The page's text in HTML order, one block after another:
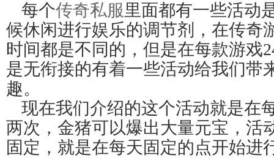
每个传奇私服里面都有一些活动
候休闲进行娱乐的调节剂，在传奇
时间都是不同的，但是在每款游戏
是无衔接的有着一些活动给我们带
趣。
现在我们介绍的这个活动就是在
两次，金猪可以爆出大量元宝，活
固定，就是在每天固定的点开始进